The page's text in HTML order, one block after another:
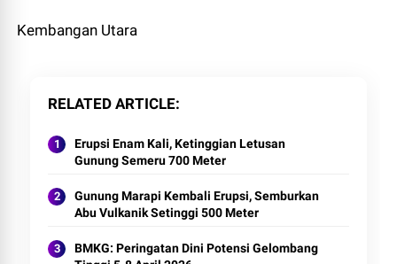
Kembangan Utara
RELATED ARTICLE
Erupsi Enam Kali, Ketinggian Letusan
Gunung Semeru 700 Meter
Gunung Marapi Kembali Erupsi, Semburkan
Abu Vulkanik Setinggi 500 Meter
BMKG: Peringatan Dini Potensi Gelombang